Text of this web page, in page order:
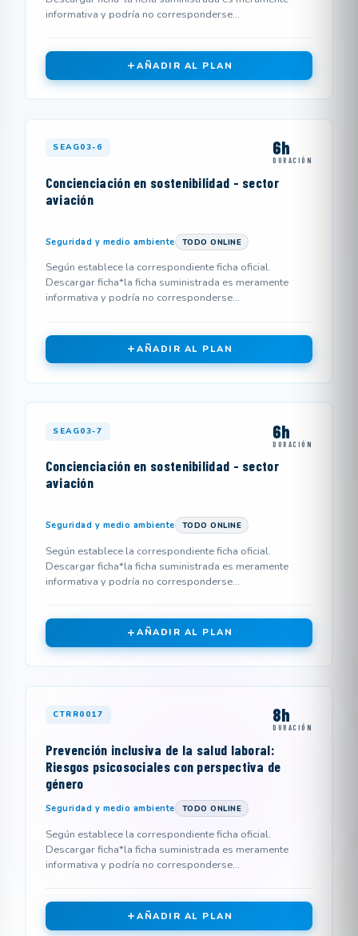
informativa y podría no corresponderse...
AÑADIR AL PLAN
SEAG03-6 6h
DURACIÓN
Concienciación en sostenibilidad - sector
aviación
Seguridad y medio ambiente TODO ONLINE
Según establece la correspondiente ficha oficial.
Descargar ficha*la ficha suministrada es meramente
informativa y podría no corresponderse...
AÑADIR AL PLAN
SEAG03-7 6h
DURACIÓN
Concienciación en sostenibilidad - sector
aviación
Seguridad y medio ambiente TODO ONLINE
Según establece la correspondiente ficha oficial.
Descargar ficha*la ficha suministrada es meramente
informativa y podría no corresponderse...
AÑADIR AL PLAN
CTRR0017 8h
DURACIÓN
Prevención inclusiva de la salud laboral:
Riesgos psicosociales con perspectiva de
género
Seguridad y medio ambiente TODO ONLINE
Según establece la correspondiente ficha oficial.
Descargar ficha*la ficha suministrada es meramente
informativa y podría no corresponderse...
AÑADIR AL PLAN